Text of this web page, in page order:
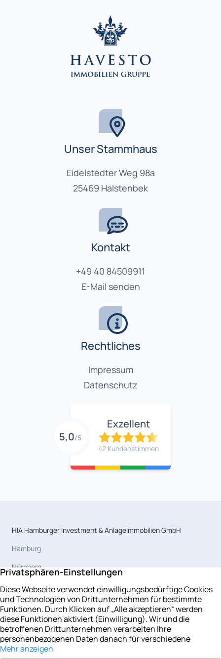
Unser Stammhaus
Eidelstedter Weg 98a
25469 Halstenbek
Kontakt
+49 40 84509911
E-Mail senden
Rechtliches
Impressum
Datenschutz
5,0/5
Exzellent
42 Kundenstimmen
HIA Hamburger Investment & Anlageimmobilien GmbH
Hamburg
Nürnberg
Magdeburg
Celle
Berlin
Leipzig